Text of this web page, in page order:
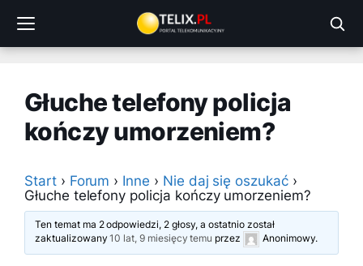
treści
Głuche telefony policja
kończy umorzeniem?
Start › Forum › Inne › Nie daj się oszukać ›
Głuche telefony policja kończy umorzeniem?
Ten temat ma 2 odpowiedzi, 2 głosy, a ostatnio został
zaktualizowany10 lat, 9 miesięcy temu przez Anonimowy.